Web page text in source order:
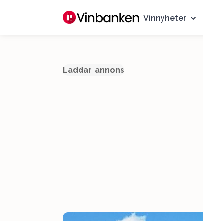
Vinnyheter
Laddar annons